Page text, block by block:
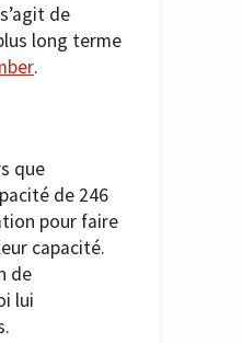
de
long terme
.
que
de 246
pour faire
capacité.
de
lui